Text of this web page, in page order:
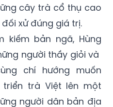
cây trà cổ thụ cao
xử đúng giá trị.
kiếm bản ngã, Hùng
người thầy giỏi và
chí hướng muốn
trà Việt lên một
người dân bản địa